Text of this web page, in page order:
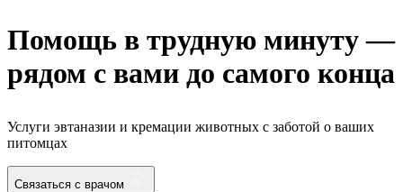
Помощь в трудную минуту —
рядом с вами до самого конца
Услуги эвтаназии и кремации животных с заботой о ваших
питомцах
Связаться с врачом